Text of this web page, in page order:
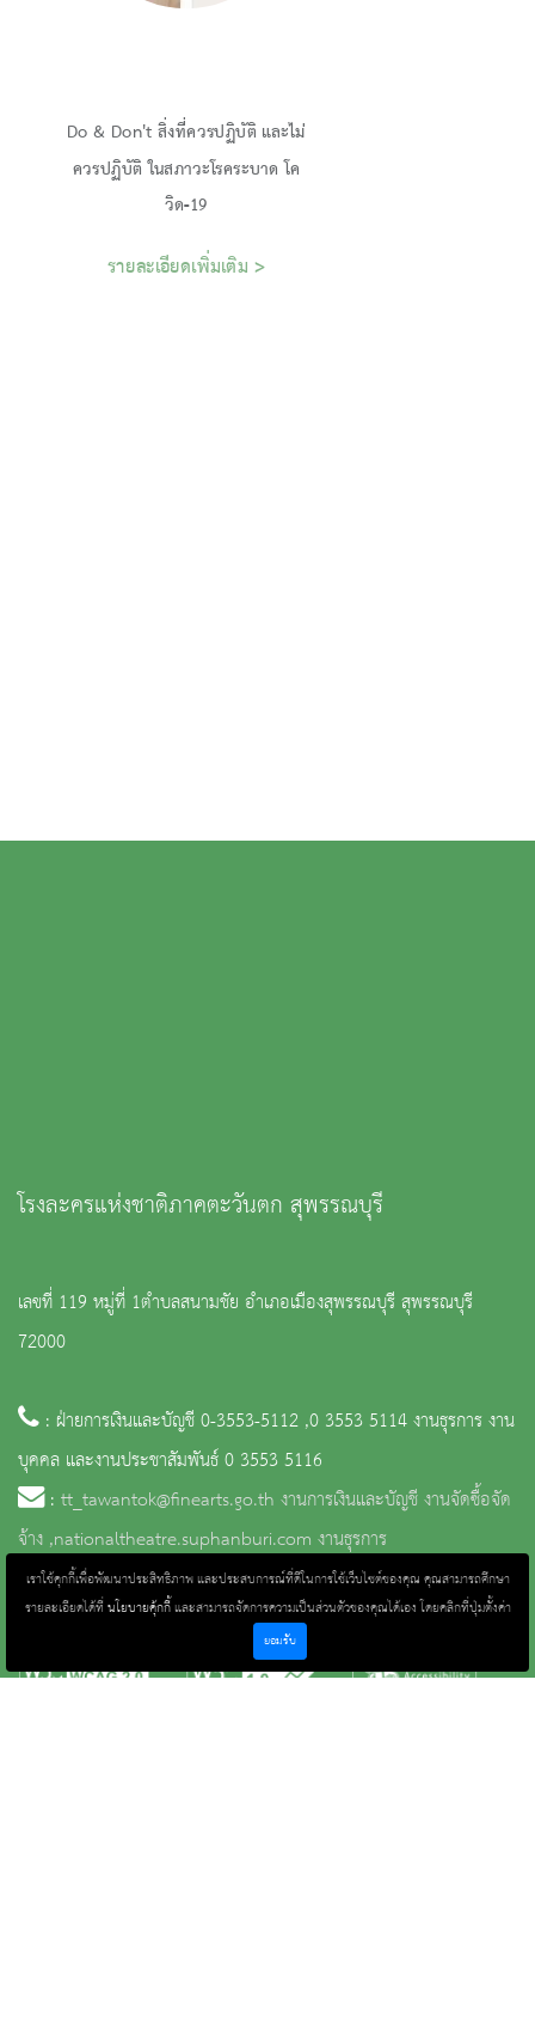
Do & Don't สิ่งที่ควรปฏิบัติ และไม่
ควรปฏิบัติ ในสภาวะโรคระบาด โค
รายละเอียดเพิ่มเติม >
เราใช้คุกกี้เพื่อพัฒนาประสิทธิภาพ และประสบการณ์ที่ดีในการใช้เว็บไซต์ของคุณ คุณสามารถศึกษา
รายละเอียดได้ที่นโยบายคุ้กกี้และสามารถจัดการความเป็นส่วนตัวของคุณได้เอง โดยคลิกที่ปุ่มตั้งค่า
ยอมรับ
โรงละครแห่งชาติภาคตะวันตก สุพรรณบุรี
เลขที่ 119 หมู่ที่ 1ตำบลสนามชัย อำเภอเมืองสุพรรณบุรี สุพรรณบุรี
72000
: ฝ่ายการเงินและบัญชี 0-3553-5112 ,0 3553 5114 งานธุรการ งาน
บุคคล และงานประชาสัมพันธ์ 0 3553 5116
: tt_tawantok@finearts.go.th งานการเงินและบัญชี งานจัดซื้อจัด
จ้าง ,nationaltheatre.suphanburi.com งานธุรการ
จำนวนผู้เข้าชม 5,198 คน